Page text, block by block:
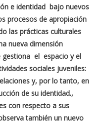
e identidad bajo nuevos
procesos de apropiación
las prácticas culturales
nueva dimensión
gestiona el espacio y el
sociales juveniles:
y, por lo tanto, en
de su identidad.,
con respecto a sus
también un nuevo